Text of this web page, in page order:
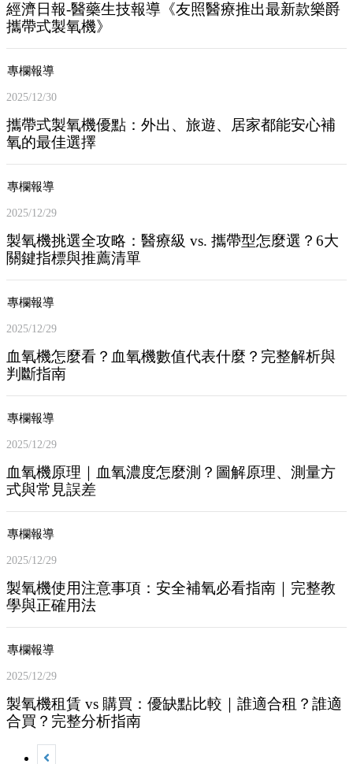
經濟日報-醫藥生技報導《友照醫療推出最新款樂爵
攜帶式製氧機》
專欄報導
2025/12/30
攜帶式製氧機優點：外出、旅遊、居家都能安心補
氧的最佳選擇
專欄報導
2025/12/29
製氧機挑選全攻略：醫療級 vs. 攜帶型怎麼選？6大
關鍵指標與推薦清單
專欄報導
2025/12/29
血氧機怎麼看？血氧機數值代表什麼？完整解析與
判斷指南
專欄報導
2025/12/29
血氧機原理｜血氧濃度怎麼測？圖解原理、測量方
式與常見誤差
專欄報導
2025/12/29
製氧機使用注意事項：安全補氧必看指南｜完整教
學與正確用法
專欄報導
2025/12/29
製氧機租賃 vs 購買：優缺點比較｜誰適合租？誰適
合買？完整分析指南